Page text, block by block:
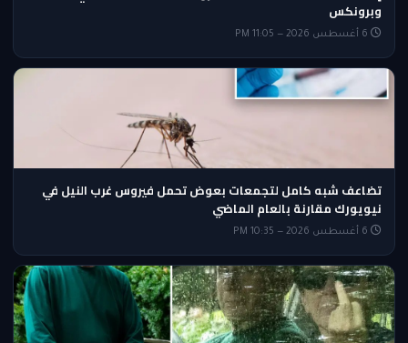
وبرونكس
تضاعف شبه كامل لتجمعات بعوض تحمل فيروس غرب النيل في
نيويورك مقارنة بالعام الماضي